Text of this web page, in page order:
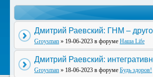
Дмитрий Раевский: ГНМ –
Groysman » 19-06-2023 в форуме Наша Life
Дмитрий Раевский:
Groysman » 18-06-2023 в форуме Будь здоров!